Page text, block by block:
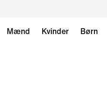
Mænd Kvinder Børn